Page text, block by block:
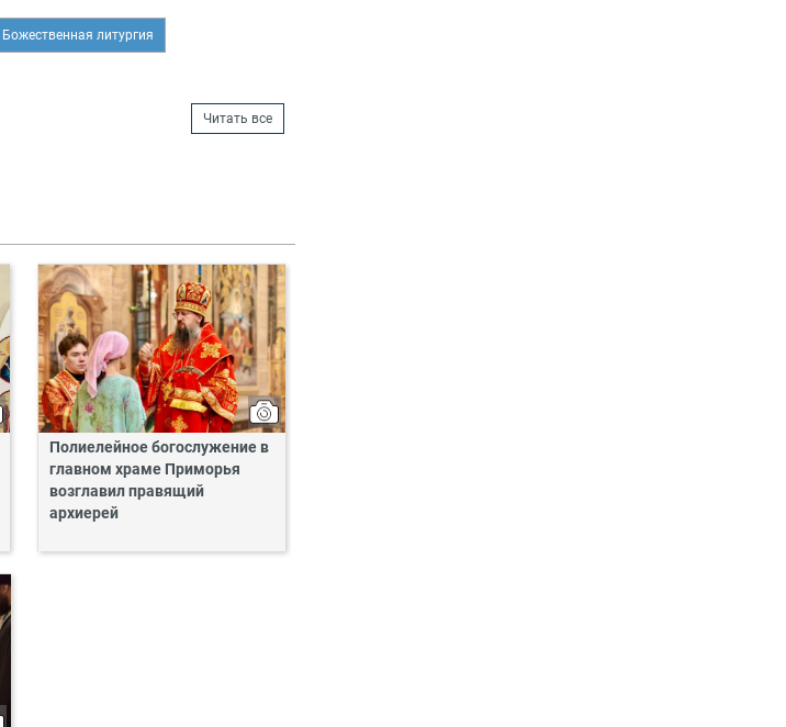
Божественная литургия
Читать все
Полиелейное богослужение в
главном храме Приморья
возглавил правящий
архиерей